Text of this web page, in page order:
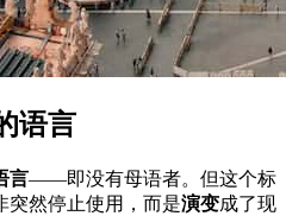
语言
言——即没有母语者。但这个标
突然停止使用，而是演变成了现